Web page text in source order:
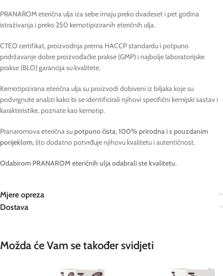
PRANAROM eterična ulja iza sebe imaju preko dvadeset i pet godina
istraživanja i preko 250 kemotipiziranih eteričnih ulja.
CTEO certifikat, proizvodnja prema HACCP standardu i potpuno
pridržavanje dobre proizvođačke prakse (GMP) i najbolje laboratorijske
prakse (BLO) garancija su kvalitete.
Kemotipizirana eterična ulja su proizvodi dobiveni iz biljaka koje su
podvrgnute analizi kako bi se identificirali njihovi specifični kemijski sastav i
karakteristike, poznate kao kemotip.
Pranaromova eterična supotpuno čista, 100% prirodna i s pouzdanim
porijeklom,što dodatno potvrđuje njihovu kvalitetu i autentičnost.
Odabirom PRANAROM eteričnih ulja odabrali ste kvalitetu.
Mjere opreza
Dostava
Možda će Vam se također svidjeti